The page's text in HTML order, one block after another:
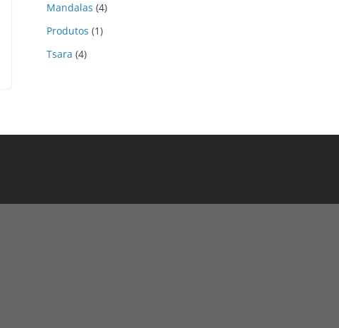
Mandalas (4)
Produtos (1)
Tsara (4)